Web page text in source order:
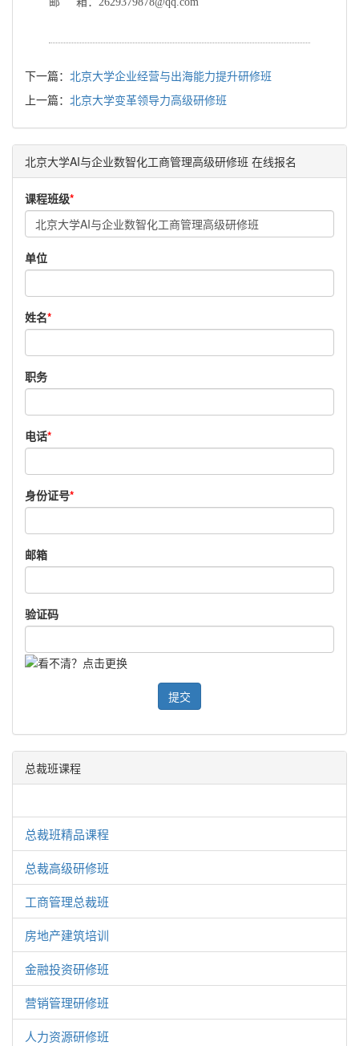
下一篇： 北京大学企业经营与出海能力提升研修班
上一篇： 北京大学变革领导力高级研修班
北京大学AI与企业数智化工商管理高级研修班 在线报名
课程班级*
单位
姓名*
职务
电话*
身份证号*
邮箱
验证码
提交
总裁班课程
总裁班精品课程
总裁高级研修班
工商管理总裁班
房地产建筑培训
金融投资研修班
营销管理研修班
人力资源研修班